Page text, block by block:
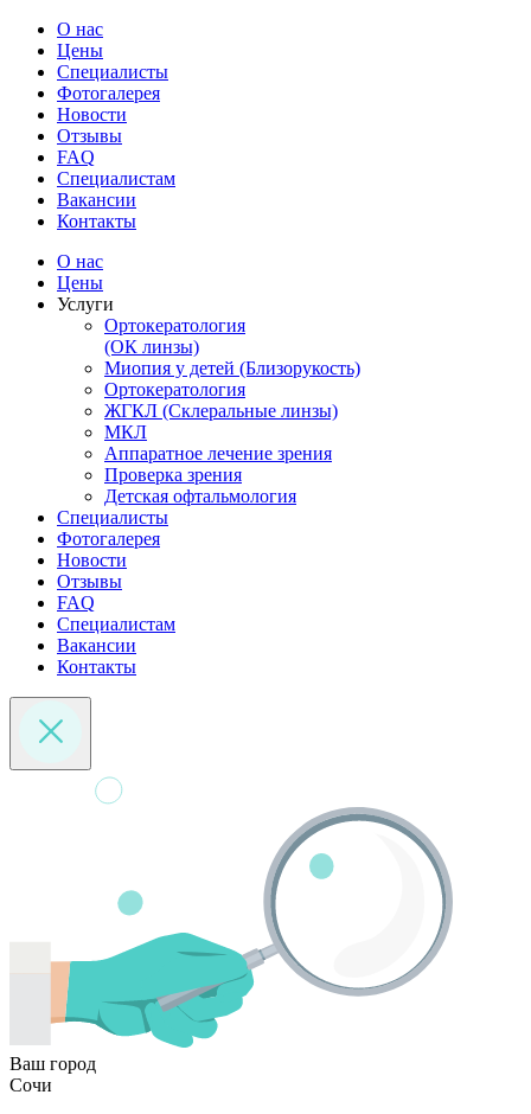
О нас
Цены
Специалисты
Фотогалерея
Новости
Отзывы
FAQ
Специалистам
Вакансии
Контакты
О нас
Цены
Услуги
Ортокератология
(ОК линзы)
Миопия у детей (Близорукость)
Ортокератология
ЖГКЛ (Склеральные линзы)
МКЛ
Аппаратное лечение зрения
Проверка зрения
Детская офтальмология
Специалисты
Фотогалерея
Новости
Отзывы
FAQ
Специалистам
Вакансии
Контакты
Ваш город
Сочи